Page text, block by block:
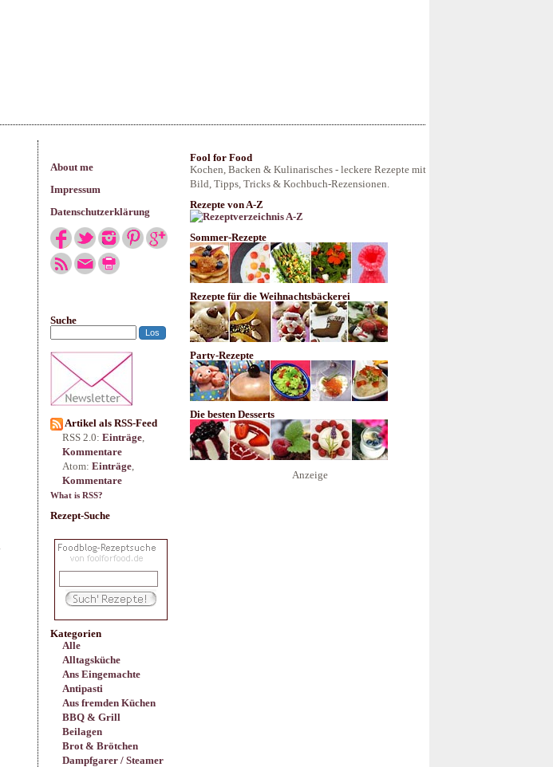
About me
Impressum
Datenschutzerklärung
Suche
Artikel als RSS-Feed
RSS 2.0: Einträge,
Kommentare
Atom: Einträge,
Kommentare
What is RSS?
Rezept-Suche
Kategorien
Alle
Alltagsküche
Ans Eingemachte
Antipasti
Aus fremden Küchen
BBQ & Grill
Beilagen
Brot & Brötchen
Dampfgarer / Steamer
Fool for Food
Kochen, Backen & Kulinarisches - leckere Rezepte mit
Bild, Tipps, Tricks & Kochbuch-Rezensionen.
Rezepte von A-Z
Sommer-Rezepte
Rezepte für die Weihnachtsbäckerei
Party-Rezepte
Die besten Desserts
Anzeige